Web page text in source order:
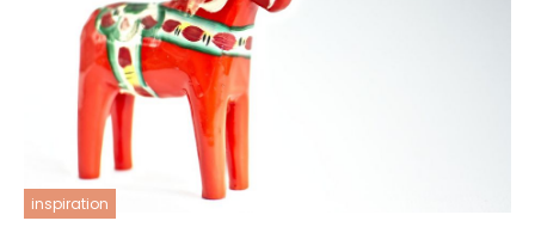
inspiration